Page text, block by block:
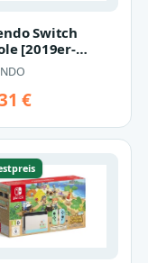
Switch
[2019er-
neon-
blau
€